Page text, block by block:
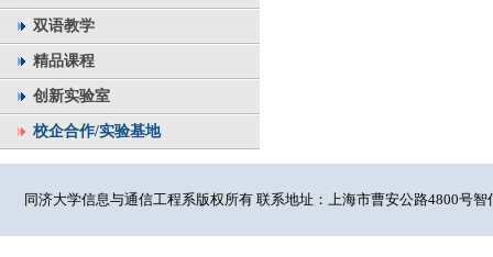
双语教学
精品课程
创新实验室
校企合作/实验基地
同济大学信息与通信工程系版权所有 联系地址：上海市曹安公路4800号智